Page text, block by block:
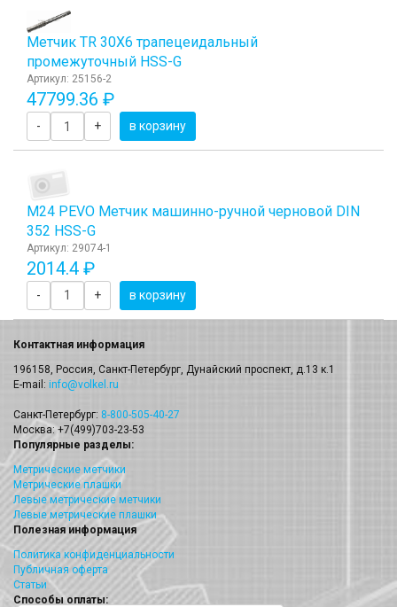
Метчик TR 30Х6 трапецеидальный
промежуточный HSS-G
Артикул: 25156-2
47799.36 ₽
- + в корзину
М24 PEVO Метчик машинно-ручной черновой DIN
352 HSS-G
Артикул: 29074-1
2014.4 ₽
- + в корзину
Контактная информация
196158, Россия, Санкт-Петербург, Дунайский проспект, д.13 к.1
E-mail: info@volkel.ru
Санкт-Петербург: 8-800-505-40-27
Москва: +7(499)703-23-53
Популярные разделы:
Метрические метчики
Метрические плашки
Левые метрические метчики
Левые метрические плашки
Полезная информация
Политика конфиденциальности
Публичная оферта
Статьи
Способы оплаты: